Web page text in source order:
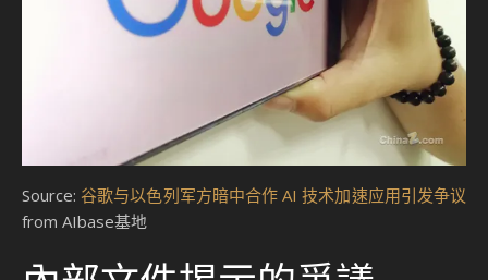
Source: 谷歌与以色列军方暗中合作 AI 技术加速应用引发争议
from AIbase基地